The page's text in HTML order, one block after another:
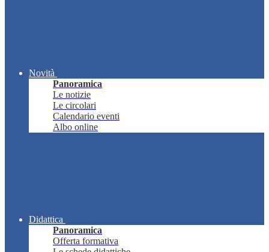
Novità
Panoramica
Le notizie
Le circolari
Calendario eventi
Albo online
Didattica
Panoramica
Offerta formativa